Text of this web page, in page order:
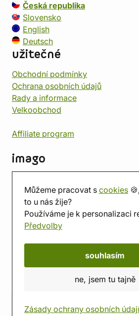
Můžeme pracovat s cookies
to u nás žije?
Používáme je k personalizaci
Předvolby
souhlasím
ne, jsem tu tajně
Zásady ochrany osobních
Česká republika
Slovensko
English
Deutsch
užitečné
Obchodní podmínky
Ochrana osobních údajů
Rady a informace
Velkoobchod
Affiliate program
imago
Prodejna
Herna
O nás
Hodnocení obchodu